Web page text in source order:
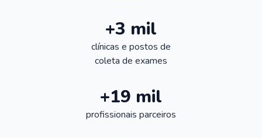
+3 mil
clínicas e postos de
coleta de exames
+19 mil
profissionais parceiros